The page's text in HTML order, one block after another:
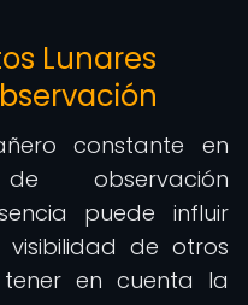
Lunares
constante en
observación
puede influir
de otros
en cuenta la